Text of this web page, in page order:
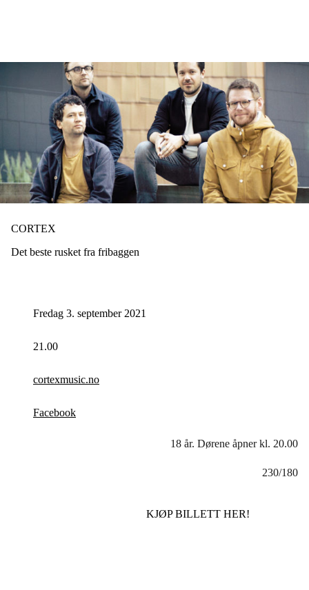
CORTEX
Det beste rusket fra fribaggen
Fredag 3. september 2021
21.00
cortexmusic.no
Facebook
18 år. Dørene åpner kl. 20.00
230/180
KJØP BILLETT HER!